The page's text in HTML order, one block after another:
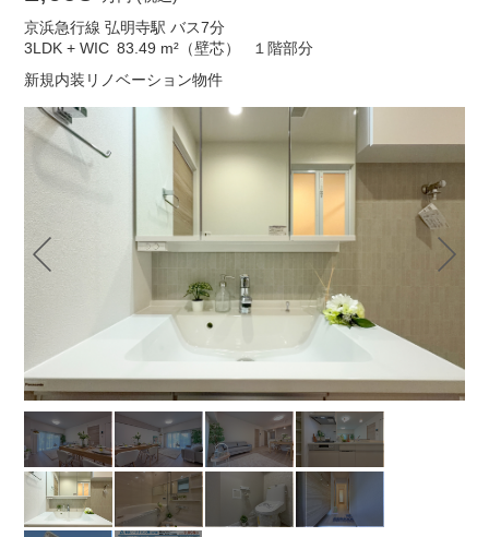
京浜急行線 弘明寺駅 バス7分
3LDK + WIC 83.49 m²（壁芯）
１階部分
新規内装リノベーション物件